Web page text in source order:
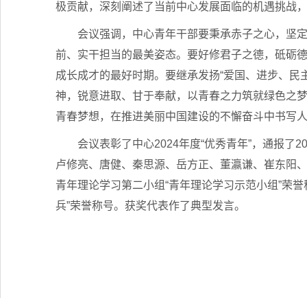
极贡献，深刻阐述了当前中心发展面临的机遇挑战
会议强调，中心青年干部要秉承赤子之心，坚
前、实干担当的最美姿态。要好修君子之德，砥砺
成长成才的最好时期。要继承发扬“爱国、进步、民
神，锐意进取、甘于奉献，以青春之力筑就绿色之
青春梦想，在推进美丽中国建设的不懈奋斗中书写
会议表彰了中心2024年度“优秀青年”，通报了
卢修亮、唐健、秦思源、岳方正、董瀛谦、崔东阳
青年理论学习第二小组“青年理论学习示范小组”荣
兵”荣誉称号。获奖代表作了典型发言。